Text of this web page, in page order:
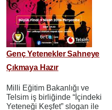
Genç Yetenekler Sahneye
Çıkmaya Hazır
Milli Eğitim Bakanlığı ve
Telsim iş birliğinde “İçindeki
Yeteneği Keşfet” slogan ile